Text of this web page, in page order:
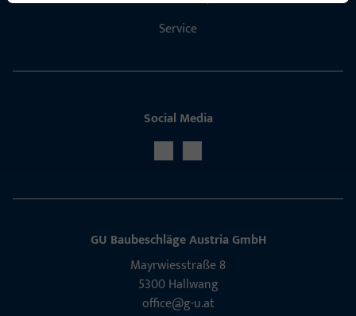
Service
Social Media
GU Baubeschläge Aus­tria GmbH
Mayrwies­straße 8
5300 Hall­wang
office@g-u.at